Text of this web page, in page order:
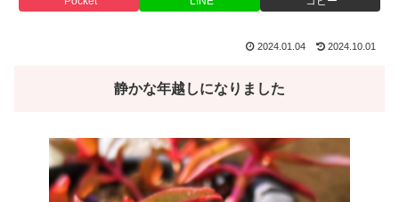
2024.01.04 2024.10.01
静かな年越しになりました